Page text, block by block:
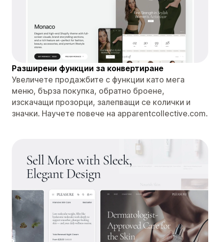
Разширени функции за конвертиране
Увеличете продажбите с функции като мега
меню, бърза покупка, обратно броене,
изскачащи прозорци, залепващи се колички и
значки. Научете повече на apparentcollective.com.